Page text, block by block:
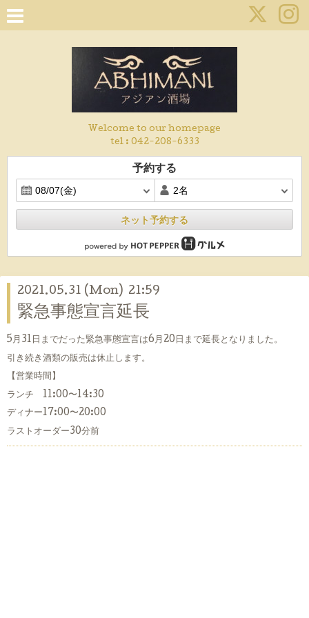
Welcome to our homepage
tel : 042-208-6333
予約する
ネット予約する
2021.05.31 (Mon) 21:59
緊急事態宣言延長
5月31日までだった緊急事態宣言は6月20日まで延長となりました。
引き続き酒類の販売は休止します。
【営業時間】
ランチ 11:00〜14:30
ディナー17:00〜20:00
ラストオーダー30分前